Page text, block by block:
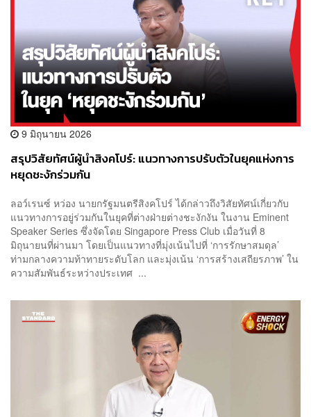
9 มิถุนายน 2026
สรุปวิสัยทัศน์ผู้นำสิงคโปร์: แนวทางการปรับตัวในยุคแห่งการ
หยุดชะงักร่วมกัน
ลอว์เรนซ์ หว่อง นายกรัฐมนตรีสิงคโปร์ ได้กล่าวถึงวิสัยทัศน์เกี่ยวกับ
แนวทางการอยู่ร่วมกันในยุคที่ต่างฝ่ายต่างชะงักงัน ในงาน Eminent
Speaker Series ซึ่งจัดโดย Singapore Press Club เมื่อวันที่ 8
มิถุนายนที่ผ่านมา โดยเป็นแนวทางที่มุ่งเน้นไปที่ ‘การรักษาสมดุล’
ท่ามกลางความท้าทายระดับโลก และมุ่งเน้น ‘การสร้างเสถียรภาพ’ ใน
ความสัมพันธ์ระหว่างประเทศ ...